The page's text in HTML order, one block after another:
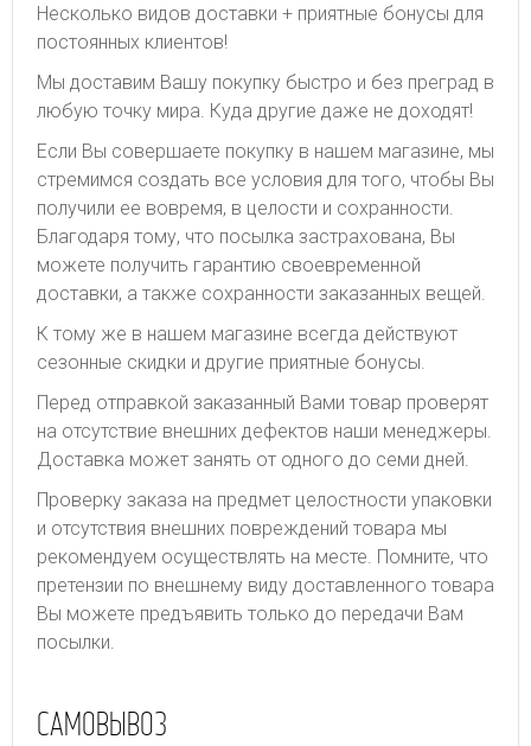
Несколько видов доставки + приятные бонусы для
постоянных клиентов!
Мы доставим Вашу покупку быстро и без преград в
любую точку мира. Куда другие даже не доходят!
Если Вы совершаете покупку в нашем магазине, мы
стремимся создать все условия для того, чтобы Вы
получили ее вовремя, в целости и сохранности.
Благодаря тому, что посылка застрахована, Вы
можете получить гарантию своевременной
доставки, а также сохранности заказанных вещей.
К тому же в нашем магазине всегда действуют
сезонные скидки и другие приятные бонусы.
Перед отправкой заказанный Вами товар проверят
на отсутствие внешних дефектов наши менеджеры.
Доставка может занять от одного до семи дней.
Проверку заказа на предмет целостности упаковки
и отсутствия внешних повреждений товара мы
рекомендуем осуществлять на месте. Помните, что
претензии по внешнему виду доставленного товара
Вы можете предъявить только до передачи Вам
посылки.
САМОВЫВОЗ